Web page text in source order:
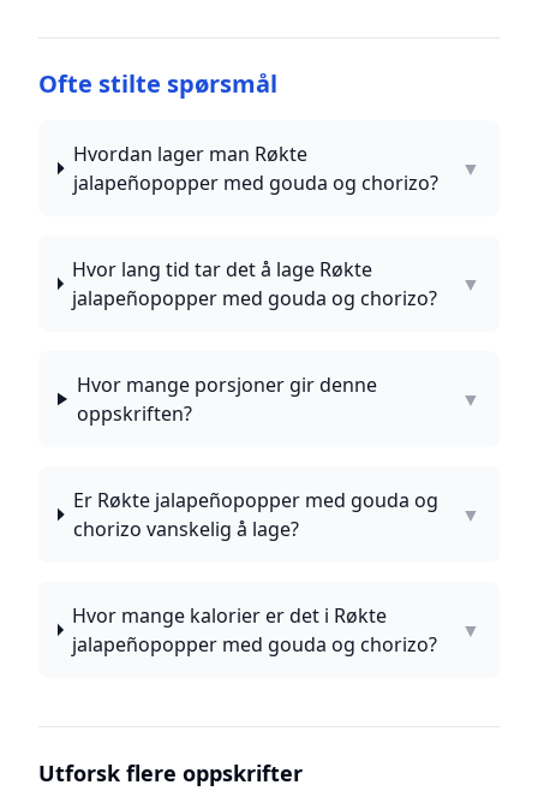
Ofte stilte spørsmål
Hvordan lager man Røkte
jalapeñopopper med gouda og chorizo?
▼
Hvor lang tid tar det å lage Røkte
jalapeñopopper med gouda og chorizo?
▼
Hvor mange porsjoner gir denne
oppskriften?
▼
Er Røkte jalapeñopopper med gouda og
chorizo vanskelig å lage?
▼
Hvor mange kalorier er det i Røkte
jalapeñopopper med gouda og chorizo?
▼
Utforsk flere oppskrifter